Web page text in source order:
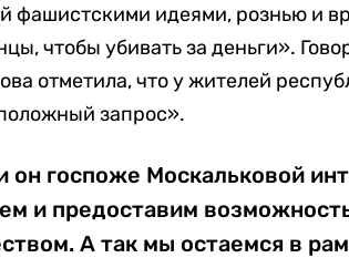
фашистскими идеями, рознью и
чтобы убивать за деньги».
отметила, что у жителей
запрос».
он госпоже Москальковой
и предоставим
А так мы остаемся в